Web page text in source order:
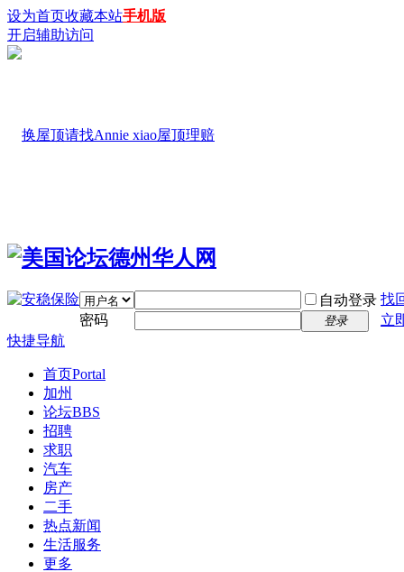
设为首页收藏本站手机版
开启辅助访问
自动登录 找
密码
登录
立
快捷导航
首页Portal
加州
论坛BBS
招聘
求职
汽车
房产
二手
热点新闻
生活服务
更多